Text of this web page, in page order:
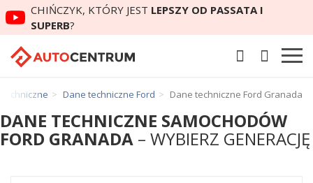
CHIŃCZYK, KTÓRY JEST LEPSZY OD PASSATA I
SUPERB?
Dane techniczne Ford Dane techniczne Ford Granada
DANE TECHNICZNE SAMOCHODÓW
FORD GRANADA – WYBIERZ GENERACJĘ